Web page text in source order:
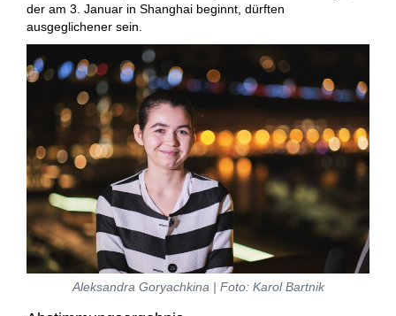
der am 3. Januar in Shanghai beginnt, dürften
ausgeglichener sein.
Aleksandra Goryachkina | Foto: Karol Bartnik